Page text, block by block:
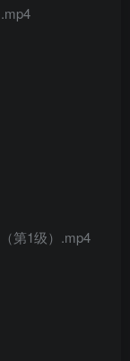
第1级）.mp4